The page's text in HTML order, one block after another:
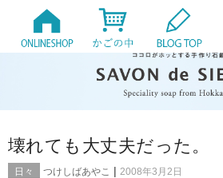
壊れても大丈夫だった。
日々 つけしばあやこ | 2008年3月2日